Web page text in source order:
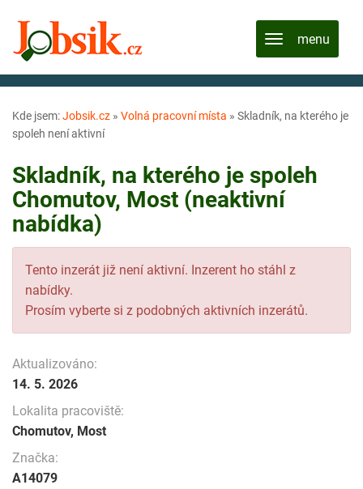
Kde jsem:Jobsik.cz » Volná pracovní místa » Skladník, na kterého je
spoleh není aktivní
Skladník, na kterého je spoleh
Chomutov, Most (neaktivní
nabídka)
Tento inzerát již není aktivní. Inzerent ho stáhl z
nabídky.
Prosím vyberte si z podobných aktivních inzerátů.
Aktualizováno:
14. 5. 2026
Lokalita pracoviště:
Chomutov, Most
Značka:
A14079